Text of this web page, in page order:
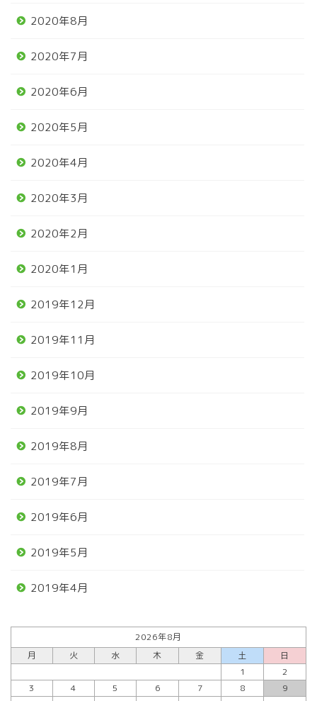
2020年8月
2020年7月
2020年6月
2020年5月
2020年4月
2020年3月
2020年2月
2020年1月
2019年12月
2019年11月
2019年10月
2019年9月
2019年8月
2019年7月
2019年6月
2019年5月
2019年4月
2026年8月
月
火 水 木 金 土
日
1
2
3
4 5 6 7 8
9